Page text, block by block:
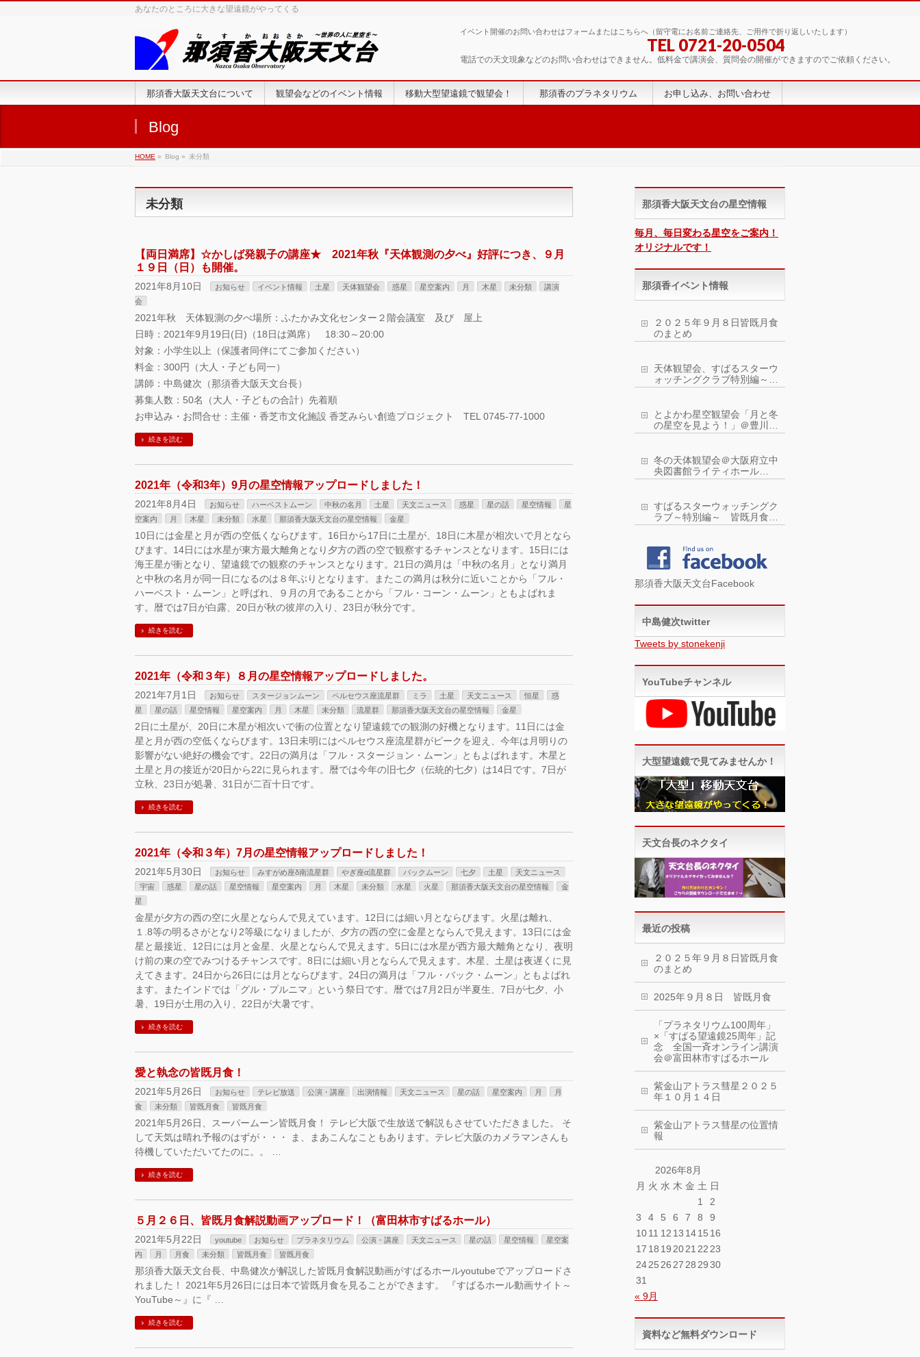
あなたのところに大きな望遠鏡がやってくる
イベント開催のお問い合わせはフォームまたはこちらへ（留守電にお名前ご連絡先、ご用件で折り返しいたします）
TEL 0721-20-0504
電話での天文現象などのお問い合わせはできません。低料金で講演会、質問会の開催ができますのでご依頼ください。
那須香大阪天文台について 観望会などのイベント情報 移動大型望遠鏡で観望会！ 那須香のプラネタリウム お申し込み、お問い合わせ
Blog
HOME » Blog » 未分類
未分類
【両日満席】☆かしば発親子の講座★ 2021年秋『天体観測の夕べ』好評につき、９月
１９日（日）も開催。
2021年8月10日 お知らせ イベント情報 土星 天体観望会 惑星 星空案内 月 木星 未分類
講演
会
2021年秋 天体観測の夕べ場所：ふたかみ文化センター２階会議室 及び 屋上
日時：2021年9月19日(日)（18日は満席） 18:30～20:00
対象：小学生以上（保護者同伴にてご参加ください）
料金：300円（大人・子ども同一）
講師：中島健次（那須香大阪天文台長）
募集人数：50名（大人・子どもの合計）先着順
お申込み・お問合せ：主催・香芝市文化施設 香芝みらい創造プロジェクト TEL 0745-77-1000
続きを読む
2021年（令和3年）9月の星空情報アップロードしました！
2021年8月4日 お知らせ ハーベストムーン 中秋の名月 土星 天文ニュース 惑星 星の話 星空情報
星
空案内
月 木星 未分類 水星 那須香大阪天文台の星空情報 金星
10日には金星と月が西の空低くならびます。16日から17日に土星が、18日に木星が相次いで月となら
びます。14日には水星が東方最大離角となり夕方の西の空で観察するチャンスとなります。15日には
海王星が衝となり、望遠鏡での観察のチャンスとなります。21日の満月は「中秋の名月」となり満月
と中秋の名月が同一日になるのは８年ぶりとなります。またこの満月は秋分に近いことから「フル・
ハーベスト・ムーン」と呼ばれ、９月の月であることから「フル・コーン・ムーン」ともよばれま
す。暦では7日が白露、20日が秋の彼岸の入り、23日が秋分です。
続きを読む
2021年（令和３年）８月の星空情報アップロードしました。
2021年7月1日 お知らせ スタージョンムーン ペルセウス座流星群 ミラ 土星 天文ニュース 恒星
惑
星
星の話 星空情報 星空案内 月 木星 未分類 流星群 那須香大阪天文台の星空情報 金星
2日に土星が、20日に木星が相次いで衝の位置となり望遠鏡での観測の好機となります。11日には金
星と月が西の空低くならびます。13日未明にはペルセウス座流星群がピークを迎え、今年は月明りの
影響がない絶好の機会です。22日の満月は「フル・スタージョン・ムーン」ともよばれます。木星と
土星と月の接近が20日から22に見られます。暦では今年の旧七夕（伝統的七夕）は14日です。7日が
立秋、23日が処暑、31日が二百十日です。
続きを読む
2021年（令和３年）7月の星空情報アップロードしました！
2021年5月30日 お知らせ みすがめ座δ南流星群 やぎ座α流星群 バックムーン 七夕 土星
天文ニュース
宇宙
惑星 星の話 星空情報 星空案内 月 木星 未分類 水星 火星 那須香大阪天文台の星空情報
金
星
金星が夕方の西の空に火星とならんで見えています。12日には細い月とならびます。火星は離れ、
１.8等の明るさがとなり2等級になりましたが、夕方の西の空に金星とならんで見えます。13日には金
星と最接近、12日には月と金星、火星とならんで見えます。5日には水星が西方最大離角となり、夜明
け前の東の空でみつけるチャンスです。8日には細い月とならんで見えます。木星、土星は夜遅くに見
えてきます。24日から26日には月とならびます。24日の満月は「フル・バック・ムーン」ともよばれ
ます。またインドでは「グル・プルニマ」という祭日です。暦では7月2日が半夏生、7日が七夕、小
暑、19日が土用の入り、22日が大暑です。
続きを読む
愛と執念の皆既月食！
2021年5月26日 お知らせ テレビ放送 公演・講座 出演情報 天文ニュース 星の話 星空案内 月
月
食
未分類 皆既月食 皆既月食
2021年5月26日、スーパームーン皆既月食！ テレビ大阪で生放送で解説もさせていただきました。 そ
して天気は晴れ予報のはずが・・・ ま、まあこんなこともあります。テレビ大阪のカメラマンさんも
待機していただいてたのに。。 …
続きを読む
５月２６日、皆既月食解説動画アップロード！（富田林市すばるホール）
2021年5月22日 youtube お知らせ プラネタリウム 公演・講座 天文ニュース 星の話 星空情報
星空案
内
月 月食 未分類 皆既月食 皆既月食
那須香大阪天文台長、中島健次が解説した皆既月食解説動画がすばるホールyoutubeでアップロードさ
れました！ 2021年5月26日には日本で皆既月食を見ることができます。 『すばるホール動画サイト～
YouTube～』に『 …
続きを読む
那須香大阪天文台の星空情報
毎月、毎日変わる星空をご案内！
オリジナルです！
那須香イベント情報
２０２５年９月８日皆既月食
のまとめ
天体観望会、すばるスターウ
ォッチングクラブ特別編～皆
既月食を観察しよう！
とよかわ星空観望会「月と冬
の星空を見よう！」＠豊川市
ジオスペース館：令和４年２
冬の天体観望会＠大阪府立中
央図書館ライティホール
2022年2月11日（金・祝）
すばるスターウォッチングク
ラブ～特別編～ 皆既月食に
近い？！部分月食を観察しよ
那須香大阪天文台Facebook
中島健次twitter
Tweets by stonekenji
YouTubeチャンネル
大型望遠鏡で見てみませんか！
天文台長のネクタイ
最近の投稿
２０２５年９月８日皆既月食
のまとめ
2025年９月８日 皆既月食
「プラネタリウム100周年」
×「すばる望遠鏡25周年」記
念 全国一斉オンライン講演
会＠富田林市すばるホール
紫金山アトラス彗星２０２５
年１０月１４日
紫金山アトラス彗星の位置情
報
2026年8月
月 火 水 木 金 土 日
1
2
3
4 5 6 7 8
9
1011 12 13 1415 16
17 18 19 2021 22 23
2425 26 27 28 2930
31
« 9月
資料など無料ダウンロード